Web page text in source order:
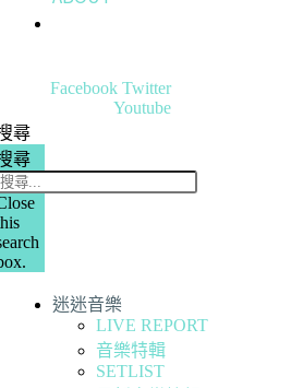
Facebook Twitter
Youtube
尋
尋
迷迷音樂
LIVE REPORT
音樂特輯
SETLIST